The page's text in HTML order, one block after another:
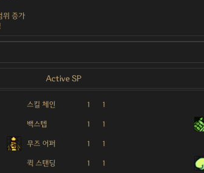
위 증가
Active SP
스킬 체인 1 1
백스텝 1 1
무즈 어퍼 1 1
퀵 스탠딩 1 1